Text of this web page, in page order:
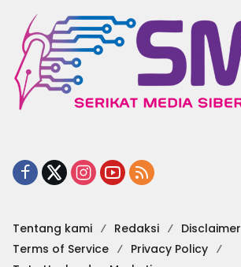
Tentang kami Redaksi Disclaimer
Terms of Service
Privacy Policy